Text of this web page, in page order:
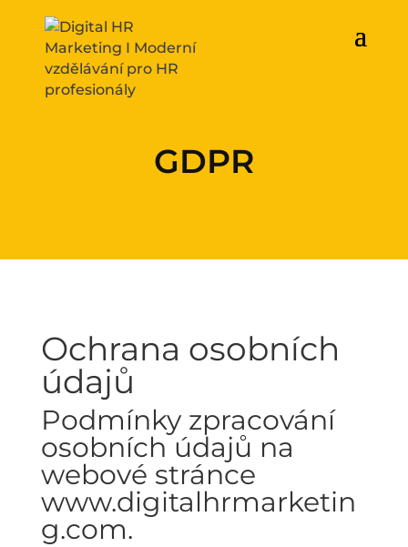
GDPR
Ochrana osobních
údajů
Podmínky zpracování
osobních údajů na
webové stránce
www.digitalhrmarketin
g.com.